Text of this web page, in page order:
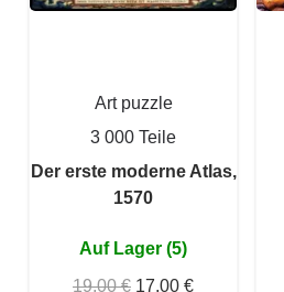
Art puzzle
3 000 Teile
Der erste moderne Atlas,
1570
Auf Lager (5)
19,00 € 17,00 €